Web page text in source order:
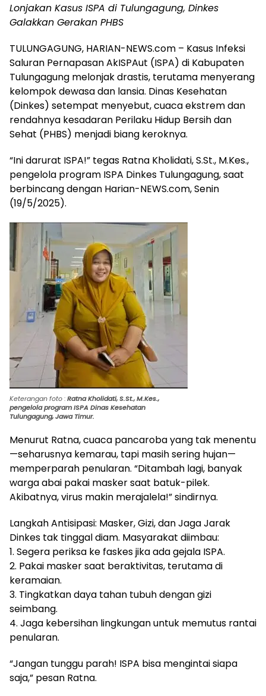
Lonjakan Kasus ISPA di Tulungagung, Dinkes
Galakkan Gerakan PHBS
TULUNGAGUNG, HARIAN-NEWS.com – Kasus Infeksi
Saluran Pernapasan AkISPAut (ISPA) di Kabupaten
Tulungagung melonjak drastis, terutama menyerang
kelompok dewasa dan lansia. Dinas Kesehatan
(Dinkes) setempat menyebut, cuaca ekstrem dan
rendahnya kesadaran Perilaku Hidup Bersih dan
Sehat (PHBS) menjadi biang keroknya.
“Ini darurat ISPA!” tegas Ratna Kholidati, S.St., M.Kes.,
pengelola program ISPA Dinkes Tulungagung, saat
berbincang dengan Harian-NEWS.com, Senin
(19/5/2025).
Keterangan foto:Ratna Kholidati, S.St., M.Kes.,
pengelola program ISPA Dinas Kesehatan
Tulungagung, Jawa Timur.
Menurut Ratna, cuaca pancaroba yang tak menentu
—seharusnya kemarau, tapi masih sering hujan—
memperparah penularan. “Ditambah lagi, banyak
warga abai pakai masker saat batuk-pilek.
Akibatnya, virus makin merajalela!” sindirnya.
Langkah Antisipasi: Masker, Gizi, dan Jaga Jarak
Dinkes tak tinggal diam. Masyarakat diimbau:
1. Segera periksa ke faskes jika ada gejala ISPA.
2. Pakai masker saat beraktivitas, terutama di
keramaian.
3. Tingkatkan daya tahan tubuh dengan gizi
seimbang.
4. Jaga kebersihan lingkungan untuk memutus rantai
penularan.
“Jangan tunggu parah! ISPA bisa mengintai siapa
saja,” pesan Ratna.